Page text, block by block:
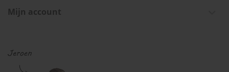
Mijn account